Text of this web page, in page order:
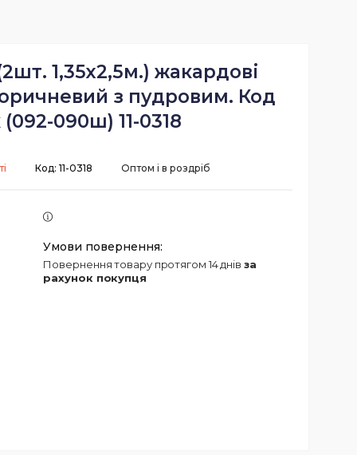
1,35х2,5м.) жакардові
з пудровим. Код
(092-090ш) 11-0318
Оптом і в роздріб
Код: 11-0318
повернення товару протягом 14 днів за
рахунок покупця